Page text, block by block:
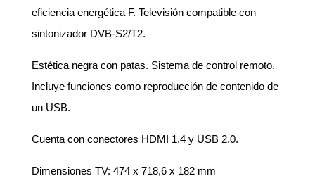
eficiencia energética F. Televisión compatible con
sintonizador DVB-S2/T2.
Estética negra con patas. Sistema de control remoto.
Incluye funciones como reproducción de contenido de
un USB.
Cuenta con conectores HDMI 1.4 y USB 2.0.
Dimensiones TV: 474 x 718,6 x 182 mm